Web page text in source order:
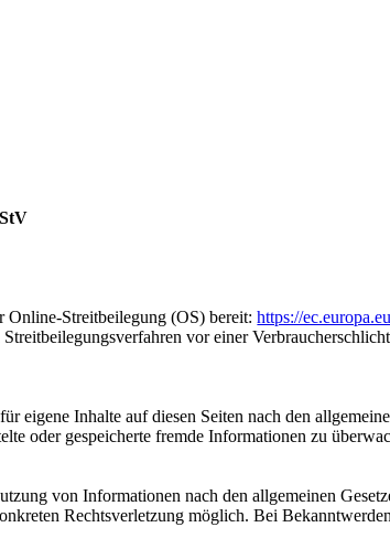
Online-Streitbeilegung (OS) bereit:https://
vor einer
eigene Inhalte auf diesen Seiten nach den
oder gespeicherte fremde Informationen zu
von Informationen nach den allgemeinen
Rechtsverletzung möglich. Bei